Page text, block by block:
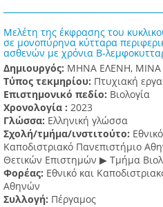
Μελέτη της έκφρασης του
σε μονοπύρηνα κύτταρα
ασθενών με χρόνια Β-
Δημιουργός: ΜΗΝΑ ΕΛΕΝΗ, MINA
Τύπος τεκμηρίου: Πτυχιακή
Επιστημονικό πεδίο: Βιολογία
Χρονολογία : 2023
Γλώσσα: Ελληνική γλώσσα
Σχολή/τμήμα/ινστιτούτο:
Καποδιστριακό Πανεπιστήμιο
Θετικών Επιστημών ▶ Τμήμα
Φορέας: Εθνικό και
Αθηνών
Συλλογή: Πέργαμος